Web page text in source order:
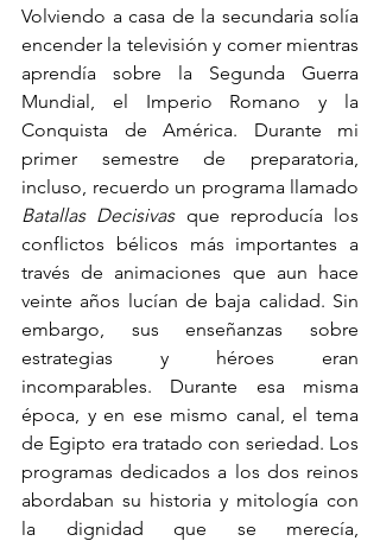
Volviendo a casa de la secundaria solía
encender la televisión y comer mientras
aprendía sobre la Segunda Guerra
Mundial, el Imperio Romano y la
Conquista de América. Durante mi
primer semestre de preparatoria,
Batallas Decisivas que reproducía los
conflictos bélicos más importantes a
través de animaciones que aun hace
veinte años lucían de baja calidad. Sin
embargo, sus enseñanzas sobre
estrategias y héroes eran
incomparables. Durante esa misma
época, y en ese mismo canal, el tema
de Egipto era tratado con seriedad. Los
programas dedicados a los dos reinos
abordaban su historia y mitología con
la dignidad que se merecía,